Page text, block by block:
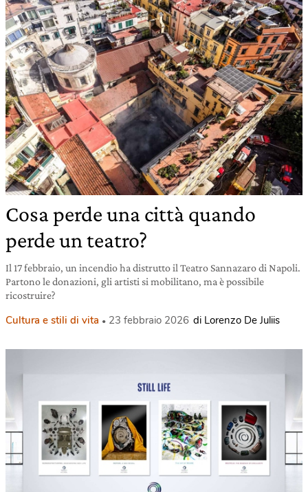
Cosa perde una città quando
perde un teatro?
Il 17 febbraio, un incendio ha distrutto il Teatro Sannazaro di Napoli.
Partono le donazioni, gli artisti si mobilitano, ma è possibile
ricostruire?
Cultura e stili di vita 23 febbraio 2026 di Lorenzo De Juliis